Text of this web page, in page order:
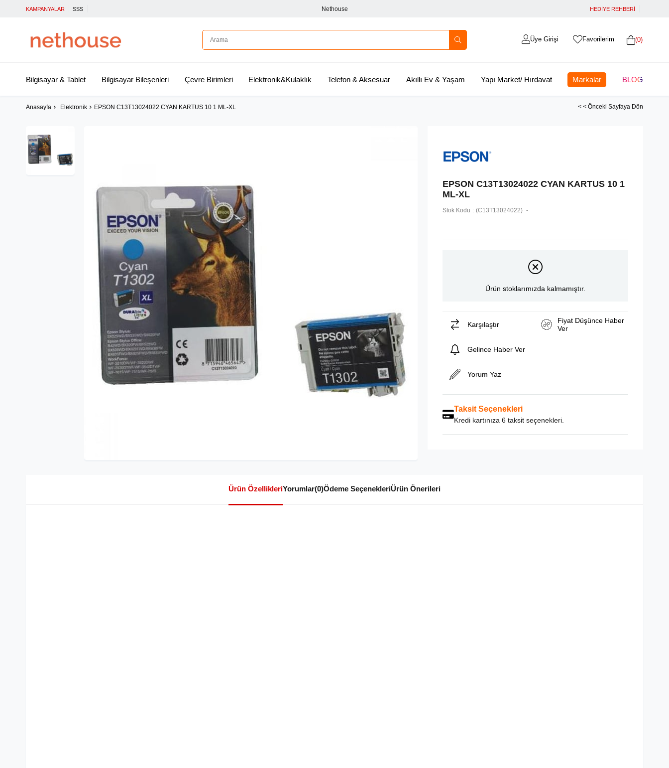
KAMPANYALAR SSS Nethouse HEDİYE REHBERİ
0
Favorilerim
Üye Girişi
Bilgisayar & Tablet Bilgisayar Bileşenleri Çevre Birimleri Elektronik&Kulaklık Telefon & Aksesuar Akıllı Ev & Yaşam Yapı Market/ Hırdavat Markalar BLOG
Anasayfa Elektronik EPSON C13T13024022 CYAN KARTUS 10 1 ML-XL < < Önceki Sayfaya Dön
EPSON C13T13024022 CYAN KARTUS 10 1
ML-XL
Stok Kodu (C13T13024022)
Ürün stoklarımızda kalmamıştır.
Karşılaştır
Fiyat Düşünce Haber
Ver
Gelince Haber Ver
Yorum Yaz
Taksit Seçenekleri
Kredi kartınıza 6 taksit seçenekleri.
Ürün ÖzellikleriYorumlar(0)Ödeme SeçenekleriÜrün Önerileri